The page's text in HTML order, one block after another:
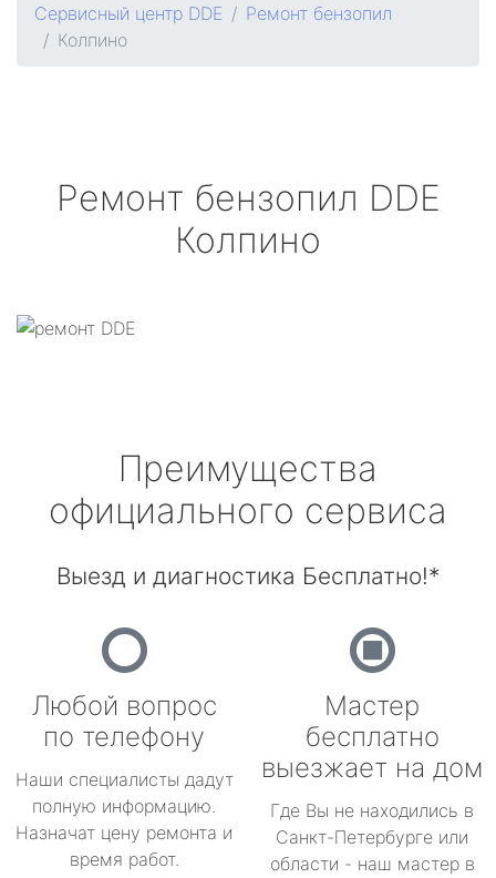
Сервисный центр DDE
Ремонт бензопил
Колпино
Ремонт бензопил DDE
Колпино
Преимущества
официального сервиса
Выезд и диагностика Бесплатно!*
Любой вопрос
по телефону
Наши специалисты дадут
полную информацию.
Назначат цену ремонта и
время работ.
Мастер
бесплатно
выезжает на дом
Где Вы не находились в
Санкт-Петербурге или
области - наш мастер в